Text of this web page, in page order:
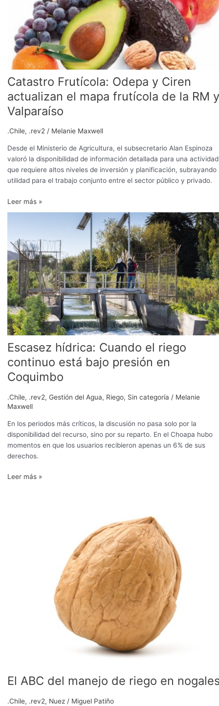
Catastro Frutícola: Odepa y Ciren
actualizan el mapa frutícola de la RM y
Valparaíso
.Chile, .rev2 / Melanie Maxwell
Desde el Ministerio de Agricultura, el subsecretario Alan Espinoza
valoró la disponibilidad de información detallada para una actividad
que requiere altos niveles de inversión y planificación, subrayando
utilidad para el trabajo conjunto entre el sector público y privado.
Ciren
actualizan
mapa
frutícola
de
RM
y
Leer más »
Escasez hídrica: Cuando el riego
continuo está bajo presión en
Coquimbo
.Chile, .rev2, Gestión del Agua, Riego, Sin categoría / Melanie
Maxwell
En los periodos más críticos, la discusión no pasa solo por la
disponibilidad del recurso, sino por su reparto. En el Choapa hubo
momentos en que los usuarios recibieron apenas un 6% de sus
derechos.
Cuando
el
riego
continuo
está
bajo
presión
en
Coquimbo
Leer más »
El ABC del manejo de riego en
.Chile, .rev2, Nuez / Miguel Patiño